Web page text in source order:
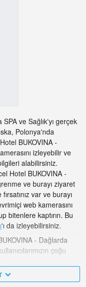
ve Sağlık'yı gerçek
Polonya'nda
BUKOVINA -
izleyebilir ve
alabilirsiniz.
Hotel BUKOVINA -
ve burayı ziyaret
var ve burayı
web kamerasını
bitenlere kaptırın. Bu
'ı da izleyebilirsiniz.
- Dağlarda
çoğu
çok sayıda yer var ve